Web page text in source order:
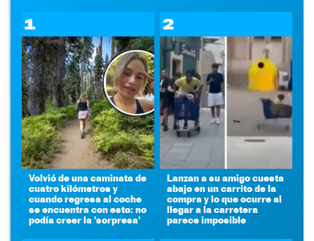
1
Volvió de una caminata de
cuatro kilómetros y
cuando regresa al coche
se encuentra con esto: no
podía creer la 'sorpresa'
2
Lanzan a su amigo cuesta
abajo en un carrito de la
compra y lo que ocurre al
llegar a la carretera
parece imposible